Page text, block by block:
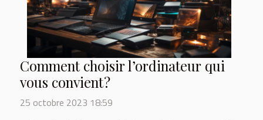
Comment choisir l’ordinateur qui
vous convient ?
25 octobre 2023 18:59